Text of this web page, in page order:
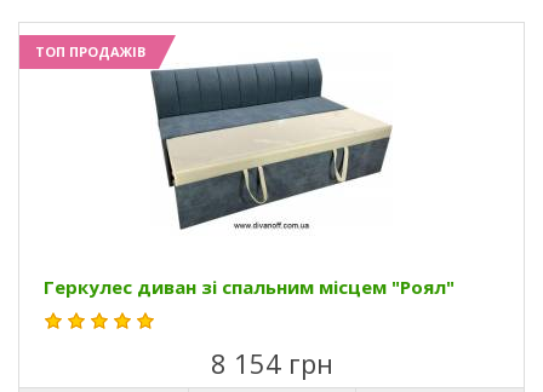
ТОП ПРОДАЖІВ
Геркулес диван зі спальним місцем "Роял"
8 154 грн